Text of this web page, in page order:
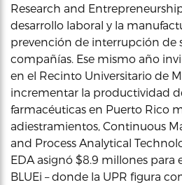
Research and
desarrollo laboral y la
prevención de interrupción de
compañías. Ese mismo año
en el Recinto Universitario de
incrementar la productividad
farmacéuticas en Puerto Rico
adiestramientos, Continuous
and Process Analytical
EDA asignó $8.9 millones para
BLUEi – donde la UPR figura